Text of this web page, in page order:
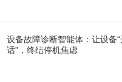
设备故障诊断智能体：让设备
话”，终结停机焦虑